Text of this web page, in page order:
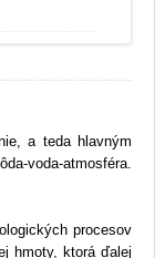
a teda hlavným
voda-atmosféra.
procesov
hmoty, ktorá ďalej